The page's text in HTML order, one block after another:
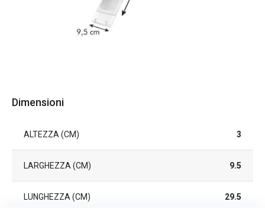
Dimensioni
ALTEZZA (CM) 3
LARGHEZZA (CM) 9.5
LUNGHEZZA (CM) 29.5